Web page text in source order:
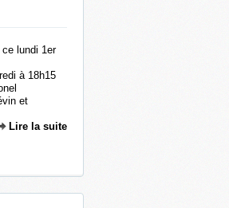
à 18h15
et
Lire la suite